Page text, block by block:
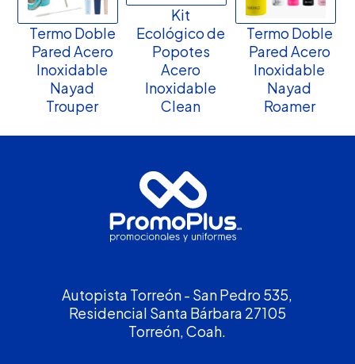
Termo Doble
Pared Acero
Inoxidable
Nayad
Trouper
Kit
Ecológico de
Popotes
Acero
Inoxidable
Clean
Termo Doble
Pared Acero
Inoxidable
Nayad
Roamer
Autopista Torreón - San Pedro 535,
Residencial Santa Bárbara 27105
Torreón, Coah.